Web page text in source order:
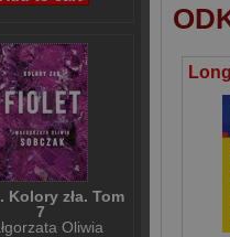
Kolory zła. Tom
7
Oliwia